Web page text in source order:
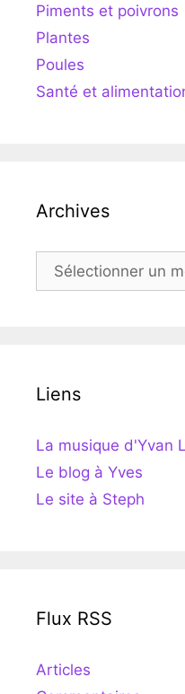
Piments et poivrons
Plantes
Poules
Santé et
Archives
Archives
Liens
La musique d'Yvan
Le blog à Yves
Le site à Steph
Flux RSS
Articles